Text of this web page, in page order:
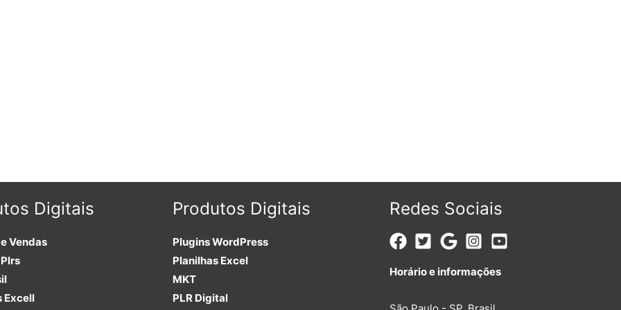
Digitais
Vendas
Excell
Produtos Digitais
PluginsWordPress
Planilhas Excel
MKT
PLR Digital
Redes Sociais
Horário e informações